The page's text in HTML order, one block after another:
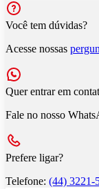
Você tem dúvidas?
Acesse nossas
Quer entrar em
Fale no nosso
Prefere ligar?
Telefone: (44) 3221-